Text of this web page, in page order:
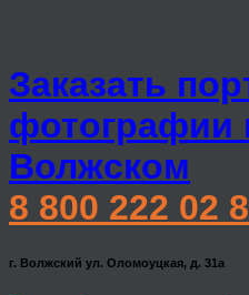
Заказать
фотографии
Волжском
8 800 222 02
г. Волжский ул. Оломоуцкая, д. 31а